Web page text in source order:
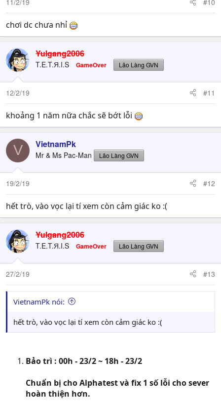
chơi dc chưa nhỉ
Yulgang2006
T.E.T.Я.I.S GameOver Lão Làng GVN
12/2/19 #11
khoảng 1 năm nữa chắc sẽ bớt lỗi
V VietnamPk
Mr & Ms Pac-Man Lão Làng GVN
19/2/19 #12
hết trò, vào vọc lại tí xem còn cảm giác ko :(
Yulgang2006
T.E.T.Я.I.S GameOver Lão Làng GVN
27/2/19 #13
VietnamPk nói:
hết trò, vào vọc lại tí xem còn cảm giác ko :(
Bảo trì : 00h - 23/2 ~ 18h - 23/2
Chuẩn bị cho Alphatest và fix 1 số lỗi cho sever
hoàn thiện hơn.